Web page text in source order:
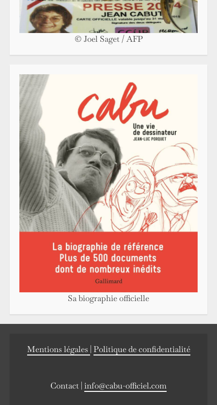
© Joel Saget / AFP
Sa biographie officielle
Mentions légales Politique de confidentialité
Contact | info@cabu-officiel.com